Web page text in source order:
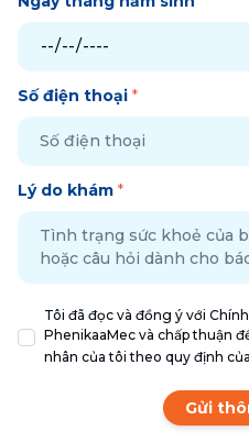
Số điện thoại *
Lý do khám *
Tôi đã đọc và đồng ý với
PhenikaaMec và chấp thuận
nhân của tôi theo quy định
Gửi